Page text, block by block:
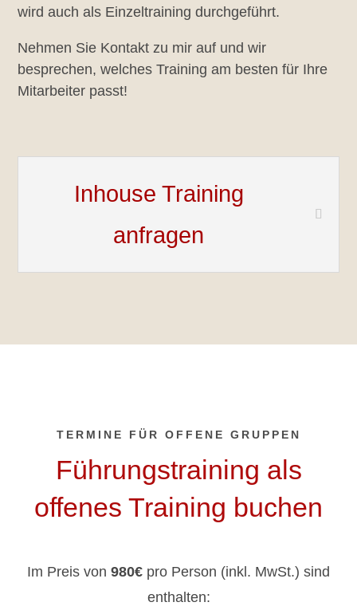
wird auch als Einzeltraining durchgeführt.
Nehmen Sie Kontakt zu mir auf und wir
besprechen, welches Training am besten für Ihre
Mitarbeiter passt!
Inhouse Training
anfragen
TERMINE FÜR OFFENE GRUPPEN
Führungstraining als
offenes Training buchen
Im Preis von 980€ pro Person (inkl. MwSt.) sind
enthalten: